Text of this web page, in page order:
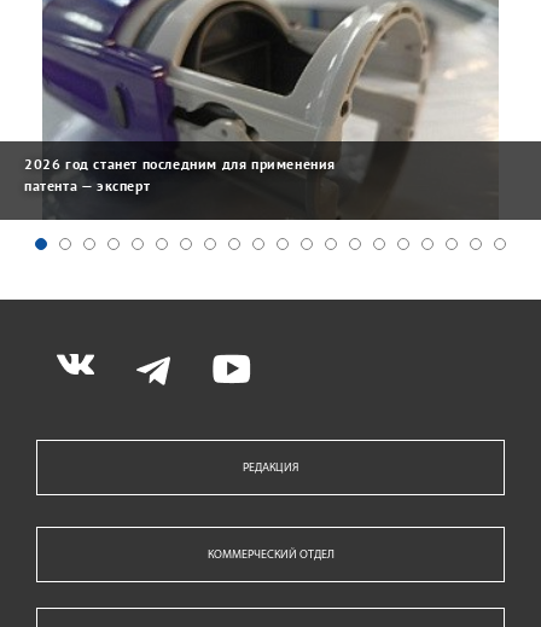
2026 год станет последним для применения
патента — эксперт
РЕДАКЦИЯ
КОММЕРЧЕСКИЙ ОТДЕЛ